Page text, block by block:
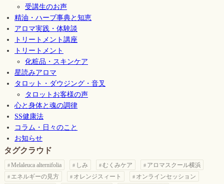
受講生のお声
精油・ハーブ事典と知恵
アロマ実践・体験談
トリートメント講座
トリートメント
化粧品・スキンケア
星読みアロマ
タロット・ダウジング・音叉
タロットお客様の声
心と身体と魂の調律
SS健康法
コラム・日々のこと
お知らせ
タグクラウド
Melaleuca alternifolia しみ むくみケア
アロマスクール横浜
エネルギーの見方
オレンジスィート
オンラインセッション